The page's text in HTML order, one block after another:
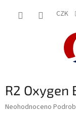
CZK
R2 Oxygen
Průměrné
Neohodnoceno